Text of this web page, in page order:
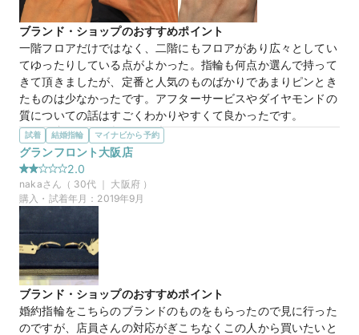
なじみが良くて、、、４℃と別の海外ブランドの新作のクラ
シックリングのダイヤ３つのタイプと検討しました。デザイン
はとても似ていましたが、比較した海外ブランドのほうがカー
ブが綺麗でしたが、最終的には金額とアフターサービスが決め
手で決めました。長く使う商品では重要です。とても良い買い
物でした。
価格帯 20万円
ブランド・ショップのおすすめポイント
一階フロアだけではなく、二階にもフロアがあり広々としてい
てゆったりしている点がよかった。指輪も何点か選んで持って
きて頂きましたが、定番と人気のものばかりであまりピンとき
たものは少なかったです。アフターサービスやダイヤモンドの
質についての話はすごくわかりやすくて良かったです。
選んだ商品を気に入った理由
こちらの女性用の指輪は、ダイヤモンドの数は多いですが、い
やらしくなくシンプルについておりとても素敵だと思いまし
た。男性用の指輪もシンプルで、さらにつや消しが施されてお
り、デザイン的にはいいと思いました。
価格帯 20万円
試着 結婚指輪 マイナビから予約
グランフロント大阪店
2.0
nakaさん（ 30代 ｜ 大阪府）
購入・試着年月： 2019年9月
ブランド・ショップのおすすめポイント
婚約指輪をこちらのブランドのものをもらったので見に行った
のですが、店員さんの対応がぎこちなくこの人から買いたいと